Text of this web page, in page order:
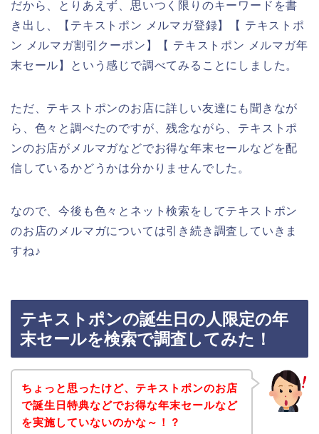
だから、とりあえず、思いつく限りのキーワードを書
き出し、【テキストポン メルマガ登録】【 テキストポ
ン メルマガ割引クーポン】【 テキストポン メルマガ年
末セール】という感じで調べてみることにしました。
ただ、テキストポンのお店に詳しい友達にも聞きなが
ら、色々と調べたのですが、残念ながら、テキストポ
ンのお店がメルマガなどでお得な年末セールなどを配
信しているかどうかは分かりませんでした。
なので、今後も色々とネット検索をしてテキストポン
のお店のメルマガについては引き続き調査していきま
すね♪
テキストポンの誕生日の人限定の年
末セールを検索で調査してみた！
ちょっと思ったけど、テキストポンのお店
で誕生日特典などでお得な年末セールなど
を実施していないのかな～！？